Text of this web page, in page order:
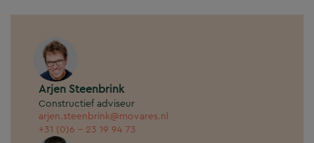
Arjen Steenbrink
Constructief adviseur
arjen.steenbrink@movares.nl
+31 (0)6 - 23 19 94 73